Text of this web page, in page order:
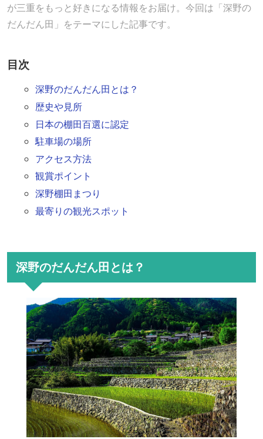
が三重をもっと好きになる情報をお届け。今回は「深野の
だんだん田」をテーマにした記事です。
目次
深野のだんだん田とは？
歴史や見所
日本の棚田百選に認定
駐車場の場所
アクセス方法
観賞ポイント
深野棚田まつり
最寄りの観光スポット
深野のだんだん田とは？